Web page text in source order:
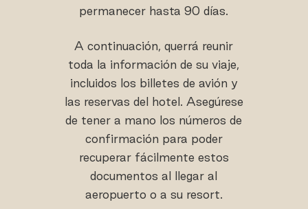
permanecer hasta 90 días.
A continuación, querrá reunir
toda la información de su viaje,
incluidos los billetes de avión y
las reservas del hotel. Asegúrese
de tener a mano los números de
confirmación para poder
recuperar fácilmente estos
documentos al llegar al
aeropuerto o a su resort.